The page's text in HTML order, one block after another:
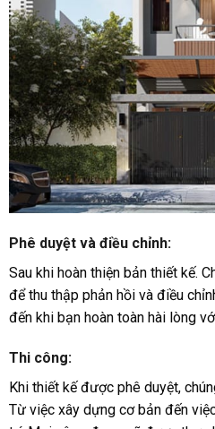
Phê duyệt và điều chỉnh:
Sau khi hoàn thiện bản thiết kế.
để thu thập phản hồi và điều
đến khi bạn hoàn toàn hài lòng
Thi công:
Khi thiết kế được phê duyệt,
Từ việc xây dựng cơ bản đến